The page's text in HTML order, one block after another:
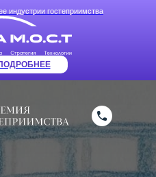
индустрии гостеприимства